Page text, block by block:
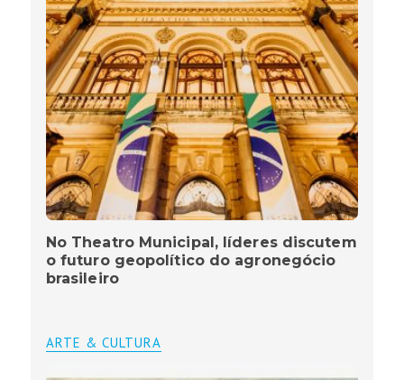
No Theatro Municipal, líderes discutem
o futuro geopolítico do agronegócio
brasileiro
ARTE & CULTURA